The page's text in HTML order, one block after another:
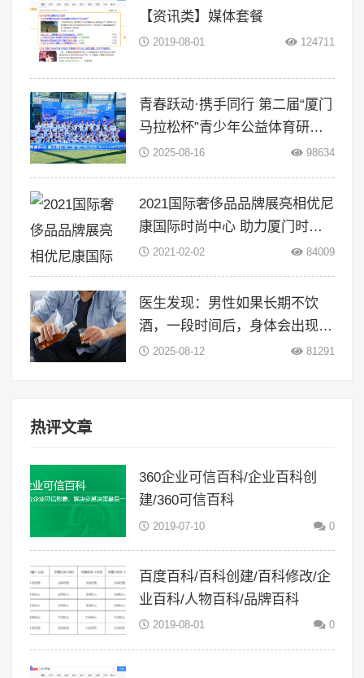
【资讯类】媒体套餐
2019-08-01 124711
青春跃动·携手同行 第二届“厦门
马拉松杯”青少年公益体育研学
活动在翔安大嶝岛扬帆！
2025-08-16 98634
2021国际奢侈品品牌展亮相优尼
康国际时尚中心 助力厦门时尚
升级2021-02-02 84009
医生发现：男性如果长期不饮
酒，一段时间后，身体会出现5
大变化
2025-08-12 81291
热评文章
360企业可信百科/企业百科创
建/360可信百科
2019-07-10 0
百度百科/百科创建/百科修改/企
业百科/人物百科/品牌百科
2019-08-01 0